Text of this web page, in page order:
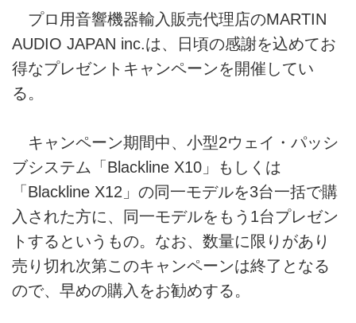
プロ用音響機器輸入販売代理店のMARTIN
AUDIO JAPAN inc.は、日頃の感謝を込めてお
得なプレゼントキャンペーンを開催してい
る。
キャンペーン期間中、小型2ウェイ・パッシ
ブシステム「Blackline X10」もしくは
「Blackline X12」の同一モデルを3台一括で購
入された方に、同一モデルをもう1台プレゼン
トするというもの。なお、数量に限りがあり
売り切れ次第このキャンペーンは終了となる
ので、早めの購入をお勧めする。